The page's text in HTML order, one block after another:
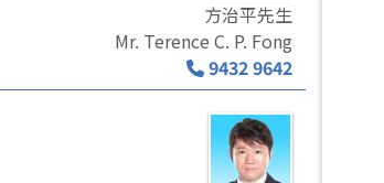
方治平先生
Mr. Terence C. P. Fong
9432 9642